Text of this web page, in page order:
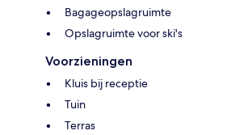
Bagageopslagruimte
Opslagruimte voor ski's
Voorzieningen
Kluis bij receptie
Tuin
Terras